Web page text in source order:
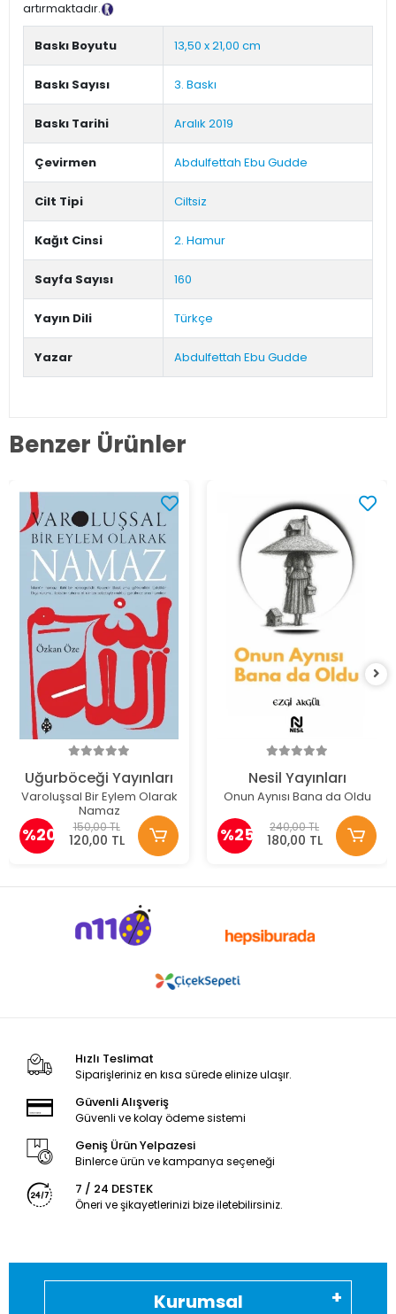
artırmaktadır.
Baskı Boyutu 13,50 x 21,00 cm
Baskı Sayısı 3. Baskı
Baskı Tarihi Aralık 2019
Çevirmen Abdulfettah Ebu Gudde
Cilt Tipi Ciltsiz
Kağıt Cinsi 2. Hamur
Sayfa Sayısı 160
Yayın Dili Türkçe
Yazar Abdulfettah Ebu Gudde
Benzer Ürünler
Uğurböceği Yayınları
Varoluşsal Bir Eylem Olarak
Namaz
%20 150,00 TL
120,00 TL
Nesil Yayınları
Onun Aynısı Bana da Oldu
%25 240,00 TL
180,00 TL
Hızlı Teslimat
Siparişleriniz en kısa sürede elinize ulaşır.
Güvenli Alışveriş
Güvenli ve kolay ödeme sistemi
Geniş Ürün Yelpazesi
Binlerce ürün ve kampanya seçeneği
7 / 24 DESTEK
Öneri ve şikayetlerinizi bize iletebilirsiniz.
Kurumsal